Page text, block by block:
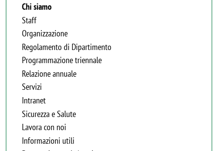
Chi siamo
Staff
Organizzazione
Regolamento di Dipartimento
Programmazione triennale
Relazione annuale
Servizi
Intranet
Sicurezza e Salute
Lavora con noi
Informazioni utili